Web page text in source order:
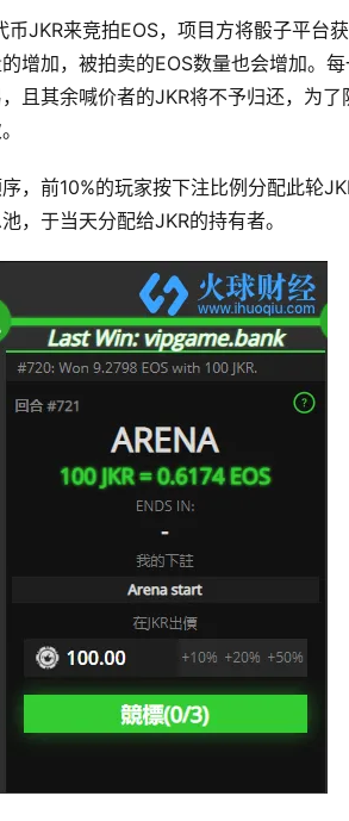
JKR来竞拍EOS，项目方将骰子平台
增加，被拍卖的EOS数量也会增加。
且其余喊价者的JKR将不予归还，为
，前10%的玩家按下注比例分配此轮
，于当天分配给JKR的持有者。